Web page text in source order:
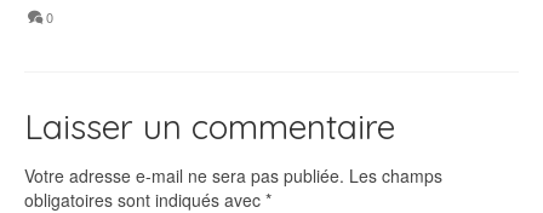
0
Laisser un commentaire
Votre adresse e-mail ne sera pas publiée. Les champs
obligatoires sont indiqués avec *